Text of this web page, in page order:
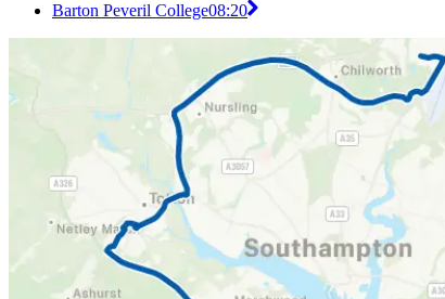
Barton Peveril College08:20